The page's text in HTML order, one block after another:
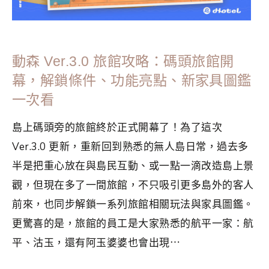
動森 Ver.3.0 旅館攻略：碼頭旅館開
幕，解鎖條件、功能亮點、新家具圖鑑
一次看
島上碼頭旁的旅館終於正式開幕了！為了這次
Ver.3.0 更新，重新回到熟悉的無人島日常，過去多
半是把重心放在與島民互動、或一點一滴改造島上景
觀，但現在多了一間旅館，不只吸引更多島外的客人
前來，也同步解鎖一系列旅館相關玩法與家具圖鑑。
更驚喜的是，旅館的員工是大家熟悉的航平一家：航
平、沽玉，還有阿玉婆婆也會出現⋯